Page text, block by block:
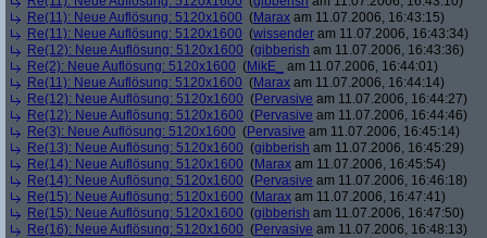
Re(11): Neue Auflösung: 5120x1600 (Marax am 11.07.2006, 16:43:15)
Re(11): Neue Auflösung: 5120x1600 (wissender am 11.07.2006, 16:43:34)
Re(12): Neue Auflösung: 5120x1600 (gibberish am 11.07.2006, 16:43:36)
Re(2): Neue Auflösung: 5120x1600 (MikE_
am 11.07.2006, 16:44:01)
Re(11): Neue Auflösung: 5120x1600 (Marax am 11.07.2006, 16:44:14)
Re(12): Neue Auflösung: 5120x1600 (Pervasive am 11.07.2006, 16:44:27)
Re(12): Neue Auflösung: 5120x1600 (Pervasive am 11.07.2006, 16:44:46)
Re(3): Neue Auflösung: 5120x1600 (Pervasive am 11.07.2006, 16:45:14)
Re(13): Neue Auflösung: 5120x1600 (gibberish am 11.07.2006, 16:45:29)
Re(14): Neue Auflösung: 5120x1600 (Marax am 11.07.2006, 16:45:54)
Re(14): Neue Auflösung: 5120x1600 (Pervasive am 11.07.2006, 16:46:18)
Re(15): Neue Auflösung: 5120x1600 (Marax am 11.07.2006, 16:47:41)
Re(15): Neue Auflösung: 5120x1600 (gibberish am 11.07.2006, 16:47:50)
Re(16): Neue Auflösung: 5120x1600 (Pervasive am 11.07.2006, 16:48:13)